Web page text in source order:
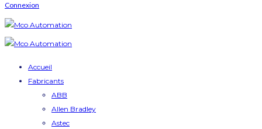
Connexion
Accueil
Fabricants
ABB
Allen Bradley
Astec